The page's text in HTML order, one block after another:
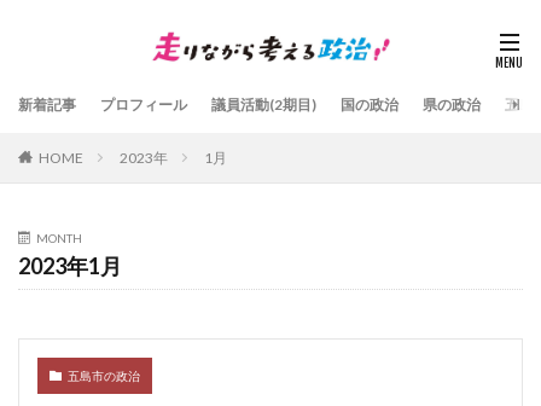
新着記事 プロフィール 議員活動(2期目) 国の政治 県の政治 五島
HOME 2023年 1月
MONTH
2023年1月
五島市の政治